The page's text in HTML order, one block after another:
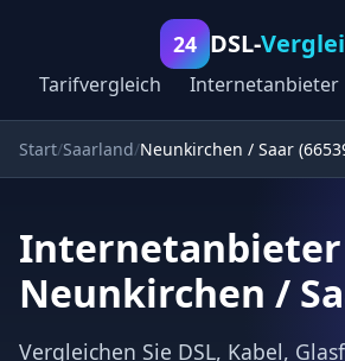
24 DSL-
Tarifvergleich Internetanbieter
Start Saarland Neunkirchen / Saar
Neunkirchen /
Vergleichen Sie DSL, Kabel,